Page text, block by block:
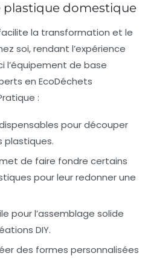
plastique domestique
la transformation et le
soi, rendant l’expérience
l’équipement de base
en EcoDéchets
:
pour découper
plastiques.
de faire fondre certains
pour leur redonner une
pour l’assemblage solide
DIY.
des formes personnalisées